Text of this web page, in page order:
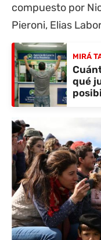
compuesto por
Pieroni, Elias
MIRÁ
qué